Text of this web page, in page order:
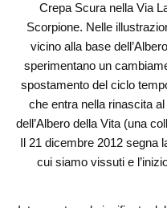
Crepa Scura nella Via
Scorpione. Nelle
vicino alla base
sperimentano un
spostamento del ciclo
che entra nella rinascita
dell’Albero della Vita (una
Il 21 dicembre 2012 segna
cui siamo vissuti e